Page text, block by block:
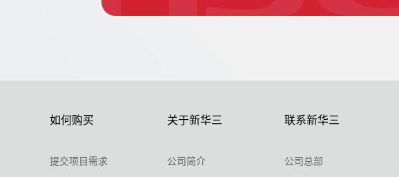
如何购买
提交项目需求
关于新华三
公司简介
联系新华三
公司总部